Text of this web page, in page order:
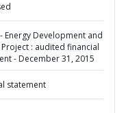
Energy Development and
Project : audited financial
- December 31, 2015
statement